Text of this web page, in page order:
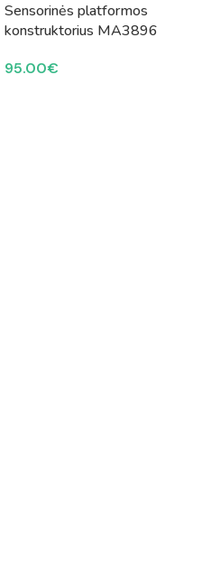
Sensorinės platformos
konstruktorius MA3896
95.00€